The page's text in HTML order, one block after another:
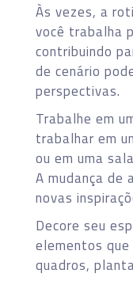
Às vezes, a
você trabalha
contribuindo
de cenário
perspectivas.
Trabalhe em
trabalhar em
ou em uma
A mudança de
novas
Decore seu
elementos
quadros,